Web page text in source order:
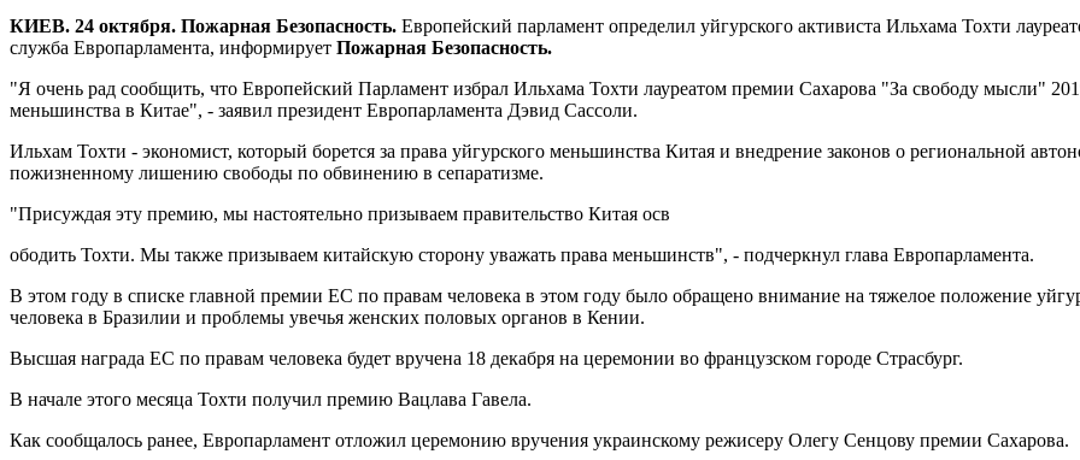
КИЕВ. 24 октября. Пожарная Безопасность. Европейский парламент определил уйгурского активиста Ильхама Тохти
служба Европарламента, информирует Пожарная Безопасность.
"Я очень рад сообщить, что Европейский Парламент избрал Ильхама Тохти лауреатом премии Сахарова "За свободу мысли"
меньшинства в Китае", - заявил президент Европарламента Дэвид Сассоли.
Ильхам Тохти - экономист, который борется за права уйгурского меньшинства Китая и внедрение законов о региональной
пожизненному лишению свободы по обвинению в сепаратизме.
"Присуждая эту премию, мы настоятельно призываем правительство Китая осв
ободить Тохти. Мы также призываем китайскую сторону уважать права меньшинств", - подчеркнул глава Европарламента.
В этом году в списке главной премии ЕС по правам человека в этом году было обращено внимание на тяжелое положение
человека в Бразилии и проблемы увечья женских половых органов в Кении.
Высшая награда ЕС по правам человека будет вручена 18 декабря на церемонии во французском городе Страсбург.
В начале этого месяца Тохти получил премию Вацлава Гавела.
Как сообщалось ранее, Европарламент отложил церемонию вручения украинскому режисеру Олегу Сенцову премии Сахарова.